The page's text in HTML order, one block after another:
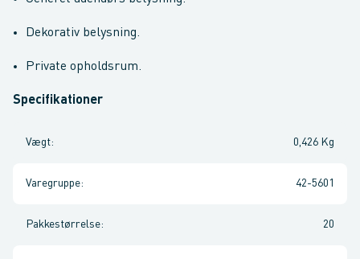
Dekorativ belysning.
Private opholdsrum.
Specifikationer
Vægt: 0,426 Kg
Varegruppe: 42-5601
Pakkestørrelse: 20